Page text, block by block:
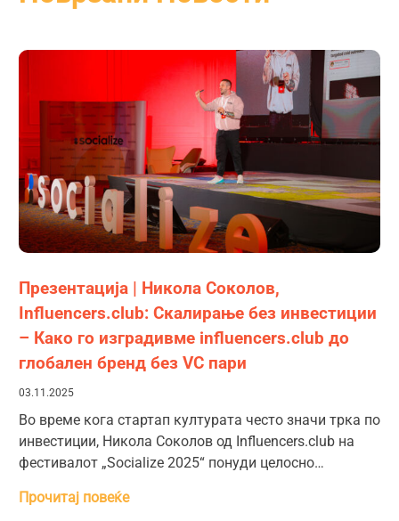
Презентација | Никола Соколов,
Influencers.club: Скалирање без инвестиции
– Како го изградивме influencers.club до
глобален бренд без VC пари
03.11.2025
Во време кога стартап културата често значи трка по
инвестиции, Никола Соколов од Influencers.club на
фестивалот „Socialize 2025“ понуди целосно…
Прочитај повеќе